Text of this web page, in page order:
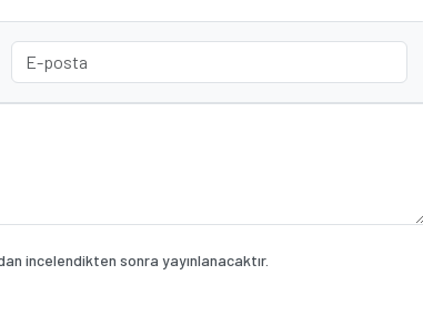
incelendikten sonra yayınlanacaktır.